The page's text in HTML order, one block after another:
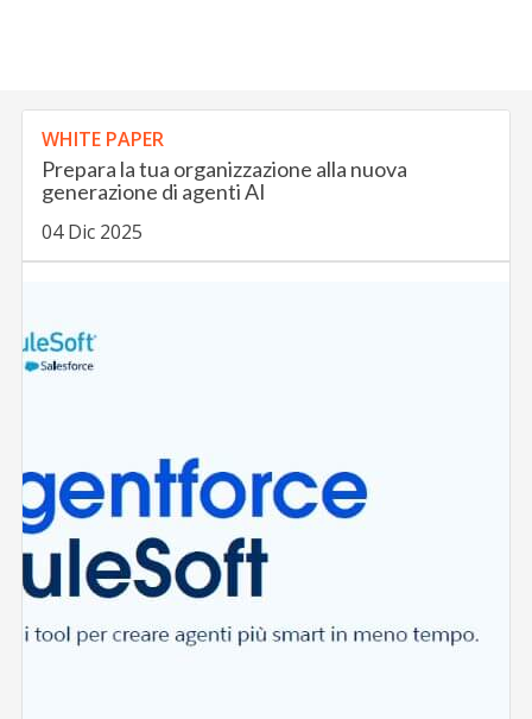
WHITE PAPER
Prepara la tua organizzazione alla nuova
generazione di agenti AI
04 Dic 2025